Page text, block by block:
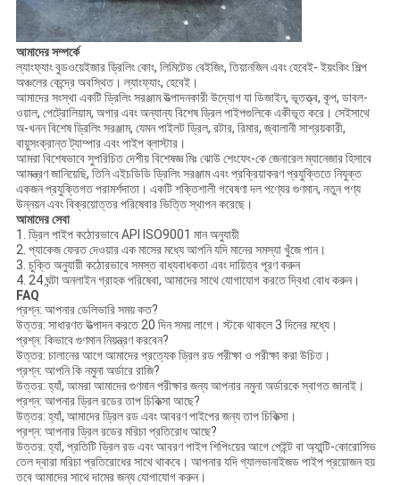
আমাদের সম্পর্কে
ল্যাংফ্যাং বুডওয়েইজার ড্রিলিং কোং, লিমিটেড বেইজিং, তিয়ানজিন এবং হেবেই- ইয়ংকিং শিল্প
অঞ্চলের কেন্দ্রে অবস্থিত। ল্যাংফ্যাং, হেবেই।
আমাদের সংস্থা একটি ড্রিলিং সরঞ্জাম উত্পাদনকারী উদ্যোগ যা ডিজাইন, ভূতত্ত্ব, কূপ, ডাবল-
ওয়াল, পেট্রোলিয়াম, অগার এবং অন্যান্য বিশেষ ড্রিল পাইপগুলিকে একীভূত করে। সেইসাথে
অ-খনন বিশেষ ড্রিলিং সরঞ্জাম, যেমন পাইলট ড্রিল, রটার, রিমার, জ্বালানী সাশ্রয়কারী,
বায়ুসংক্রান্ত ট্যাম্পার এবং পাইপ ব্লাস্টার।
আমরা বিশেষভাবে সুপরিচিত দেশীয় বিশেষজ্ঞ মিঃ ঝোউ শেংফেং-কে জেনারেল ম্যানেজার হিসাবে
আমন্ত্রণ জানিয়েছি, তিনি এইচডিডি ড্রিলিং সরঞ্জাম এবং প্রক্রিয়াকরণ প্রযুক্তিতে নিযুক্ত
একজন প্রযুক্তিগত পরামর্শদাতা। একটি শক্তিশালী গবেষণা দল পণ্যের গুণমান, নতুন পণ্য
উন্নয়ন এবং বিক্রয়োত্তর পরিষেবার ভিত্তি স্থাপন করেছে।
আমাদের সেবা
1. ড্রিল পাইপ কঠোরভাবে API ISO9001 মান অনুযায়ী
2. প্যাকেজ ফেরত দেওয়ার এক মাসের মধ্যে আপনি যদি মানের সমস্যা খুঁজে পান।
3. চুক্তি অনুযায়ী কঠোরভাবে সমস্ত বাধ্যবাধকতা এবং দায়িত্ব পূরণ করুন
4. 24 ঘন্টা অনলাইন গ্রাহক পরিষেবা, আমাদের সাথে যোগাযোগ করতে দ্বিধা বোধ করুন।
FAQ
প্রশ্ন: আপনার ডেলিভারি সময় কত?
উত্তর: সাধারণত উত্পাদন করতে 20 দিন সময় লাগে। স্টকে থাকলে 3 দিনের মধ্যে।
প্রশ্ন: কিভাবে গুণমান নিয়ন্ত্রণ করবেন?
উত্তর: চালানের আগে আমাদের প্রত্যেক ড্রিল রড পরীক্ষা ও পরীক্ষা করা উচিত।
প্রশ্ন: আপনি কি নমুনা অর্ডারে রাজি?
উত্তর: হ্যাঁ, আমরা আমাদের গুণমান পরীক্ষার জন্য আপনার নমুনা অর্ডারকে স্বাগত জানাই।
প্রশ্ন: আপনার ড্রিল রডের তাপ চিকিত্সা আছে?
উত্তর: হ্যাঁ, আমাদের ড্রিল রড এবং আবরণ পাইপের জন্য তাপ চিকিত্সা।
প্রশ্ন: আপনার ড্রিল রডের মরিচা প্রতিরোধ আছে?
উত্তর: হ্যাঁ, প্রতিটি ড্রিল রড এবং আবরণ পাইপ শিপিংয়ের আগে পেইন্ট বা অ্যান্টি-কোরোসিভ
তেল দ্বারা মরিচা প্রতিরোধের সাথে থাকবে। আপনার যদি গ্যালভানাইজড পাইপ প্রয়োজন হয়
তবে আমাদের সাথে দামের জন্য যোগাযোগ করুন।